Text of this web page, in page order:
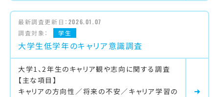
最新調査更新日： 2026.01.07
調査対象：
学生
大学生低学年のキャリア意識調査
大学1、2年生のキャリア観や志向に関する調査
【主な項目】
キャリアの方向性／将来の不安／キャリア学習の